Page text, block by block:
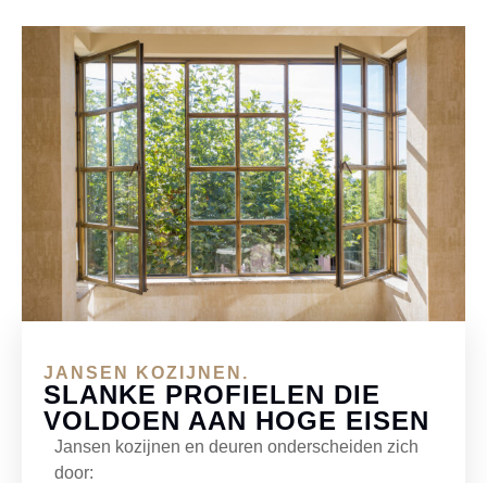
JANSEN KOZIJNEN.
SLANKE PROFIELEN DIE
VOLDOEN AAN HOGE EISEN
Jansen kozijnen en deuren onderscheiden zich
door: